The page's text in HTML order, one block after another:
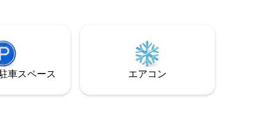
室4
ム4室
行、
っき
辺に
ショ
車ス⁠ペ⁠ー⁠ス エアコン